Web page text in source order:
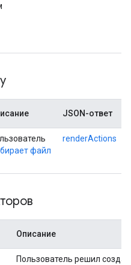
JSON-ответ
файл
renderActions
Описание
Пользователь решил